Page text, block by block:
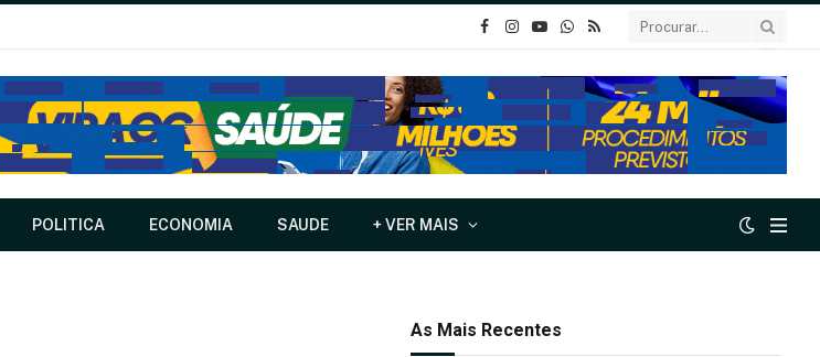
o
Instagram
YouTube
Whatsapp
RSS
POLITICA ECONOMIA SAUDE + VER MAIS
As Mais Recentes